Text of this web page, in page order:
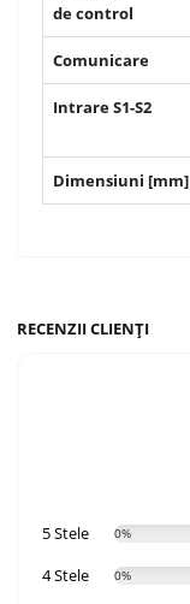
de control
Comunicare
Intrare S1-S2
Dimensiuni [mm]
RECENZII CLIENȚI
5 Stele
0%
4 Stele 0%